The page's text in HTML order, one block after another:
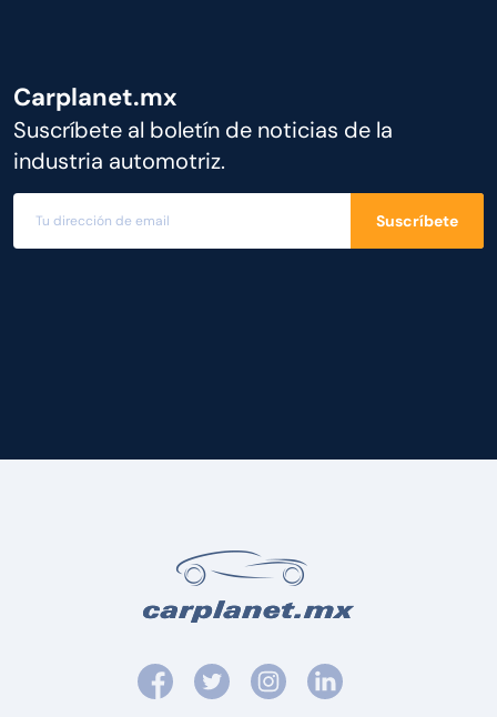
Carplanet.mx
Suscríbete al boletín de noticias de la
industria automotriz.
Suscríbete